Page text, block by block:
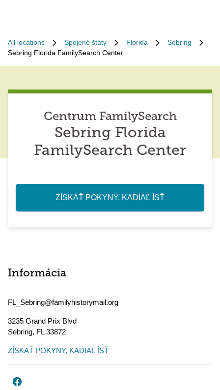
All locations Spojené štáty Florida
Sebring
Sebring Florida FamilySearch Center
Centrum FamilySearch
Sebring Florida
FamilySearch Center
ZÍSKAŤ POKYNY, KADIAĽ ÍSŤ
Informácia
FL_Sebring@familyhistorymail.org
3235 Grand Prix Blvd
Sebring, FL33872
ZÍSKAŤ POKYNY, KADIAĽ ÍSŤ